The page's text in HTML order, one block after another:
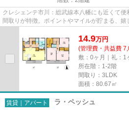
クレシェンテ市川：総武線本八幡にも近くて
間取りが特徴。ポイントやマイルが貯まる、
14.9万円
(管理費・共益費
敷：0ヶ月｜礼：1
所在階：1-2階
間取り：3LDK
面積：80.67㎡
賃貸｜アパート ラ・ペッシュ